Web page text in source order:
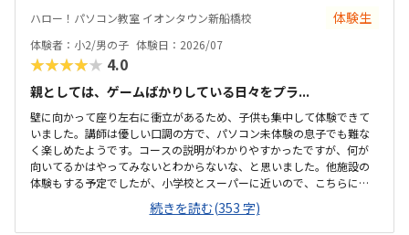
プライベートでも使えるからいいかな、と思ってます。学校で使って
いるパソコンはタッチパネルタイプなので、キーボードは打てるかな
と心配でしたが、すぐに慣れました。コマンド１つでた...
ハロー！パソコン教室 イオンタウン新船橋校 体験生
体験者：小2/男の子 体験日：2026/07
★★★★★ 4.0
親としては、ゲームばかりしている日々をプラ...
壁に向かって座り左右に衝立があるため、子供も集中して体験できて
いました。講師は優しい口調の方で、パソコン未体験の息子でも難な
く楽しめたようです。コースの説明がわかりやすかったですが、何が
向いてるかはやってみないとわからないな、と思いました。他施設の
体験もする予定でしたが、小学校とスーパーに近いので、こちらに決
めました。息子はゲーミングチェアに初めて座れて嬉しかったようで
す。開放的というよりは、落ち着いて楽しめるところが、息子には合
っていそうです。少し高いなという印象ですが、自宅のパソコンから
続きを読む(353 字)